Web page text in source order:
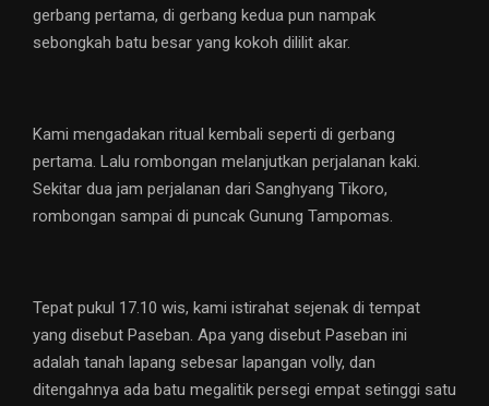
gerbang pertama, di gerbang kedua pun nampak
sebongkah batu besar yang kokoh dililit akar.
Kami mengadakan ritual kembali seperti di gerbang
pertama. Lalu rombongan melanjutkan perjalanan kaki.
Sekitar dua jam perjalanan dari Sanghyang Tikoro,
rombongan sampai di puncak Gunung Tampomas.
Tepat pukul 17.10 wis, kami istirahat sejenak di tempat
yang disebut Paseban. Apa yang disebut Paseban ini
adalah tanah lapang sebesar lapangan volly, dan
ditengahnya ada batu megalitik persegi empat setinggi satu